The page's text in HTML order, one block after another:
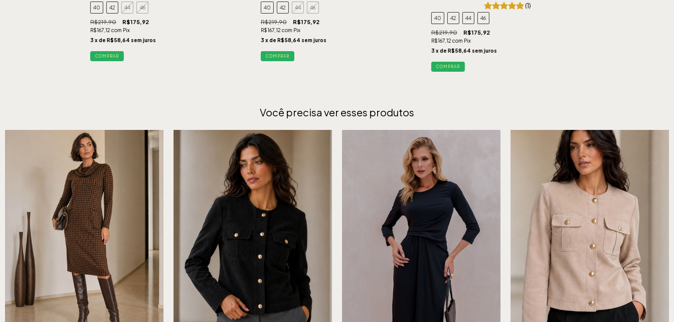
40 42 44 46
R$219,90 R$175,92
R$167,12com Pix
3 x de R$58,64 sem juros
COMPRAR
40 42 44 46
R$219,90 R$175,92
R$167,12 com Pix
3 x de R$58,64 sem juros
COMPRAR
(1)
40 42 44 46
R$219,90 R$175,92
R$167,12com Pix
3 x de R$58,64 sem juros
COMPRAR
Você precisa ver esses produtos